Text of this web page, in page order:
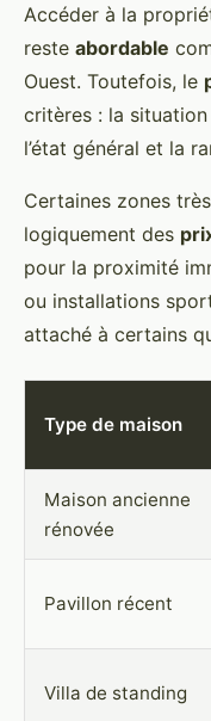
Accéder à la
reste abordable
Ouest. Toutefois, le
critères : la
l’état général et la
Certaines zones
logiquement des
pour la proximité
ou installations
attaché à certains
Type de maison
Maison ancienne
rénovée
Pavillon récent
Villa de standing